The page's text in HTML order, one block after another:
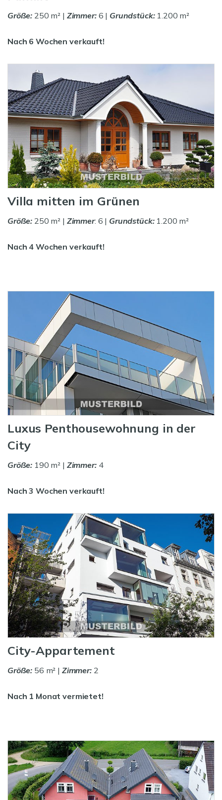
Größe: 250 m² | Zimmer:6 | Grundstück: 1.200 m²
Nach 6 Wochen verkauft!
Villa mitten im Grünen
Größe: 250 m² | Zimmer: 6 | Grundstück:1.200 m²
Nach 4 Wochen verkauft!
Luxus Penthousewohnung in der
City
Größe: 190 m² | Zimmer:4
Nach 3 Wochen verkauft!
City-Appartement
Größe: 56 m² | Zimmer:2
Nach 1 Monat vermietet!